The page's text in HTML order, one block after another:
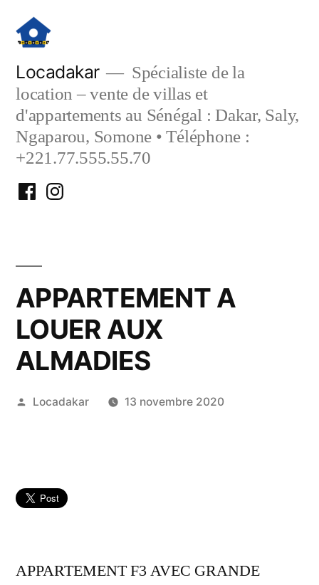
contenu
Locadakar
Spécialiste de la
location – vente de villas et
d'appartements au Sénégal : Dakar, Saly,
Ngaparou, Somone • Téléphone :
+221.77.555.55.70
FacebookInstagram
APPARTEMENT A
LOUER AUX
ALMADIES
Publié
Locadakar 13 novembre 2020
APPARTEMENT F3 AVEC GRANDE